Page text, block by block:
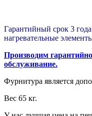
Гарантийный срок 3
нагревательные
Производим
обслуживание.
Фурнитура является
Вес 65 кг.